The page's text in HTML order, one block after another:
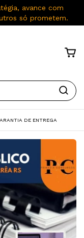
avance com
só prometem.
DE ENTREGA